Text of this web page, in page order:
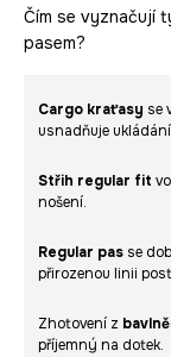
Čím se vyznačují
pasem?
Cargo kraťasy se
usnadňuje
Střih regular fit
nošení.
Regular pas se
přirozenou linii
Zhotovení z
příjemný na dotek.